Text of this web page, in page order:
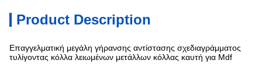
Product Description
Επαγγελματική μεγάλη γήρανσης αντίστασης σχεδιαγράμματος
τυλίγοντας κόλλα λειωμένων μετάλλων κόλλας καυτή για Mdf